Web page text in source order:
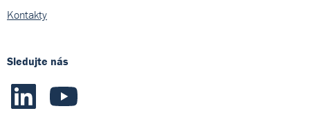
Kontakty
Sledujte nás